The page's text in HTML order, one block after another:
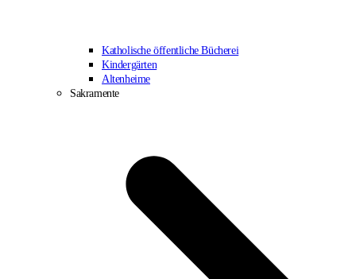
Katholische öffentliche Bücherei
Kindergärten
Altenheime
Sakramente